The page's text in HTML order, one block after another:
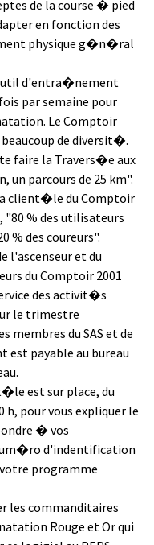
de la course � pied
en fonction des
physique g�n�ral
d'entra�nement
par semaine pour
Le Comptoir
de diversit�.
faire la Travers�e aux
parcours de 25 km".
client�le du Comptoir
% des utilisateurs
% des coureurs".
l'ascenseur et du
du Comptoir 2001
des activit�s
le trimestre
membres du SAS et de
est payable au bureau
est sur place, du
h, pour vous expliquer le
� vos
d'indentification
programme
les commanditaires
Rouge et Or qui